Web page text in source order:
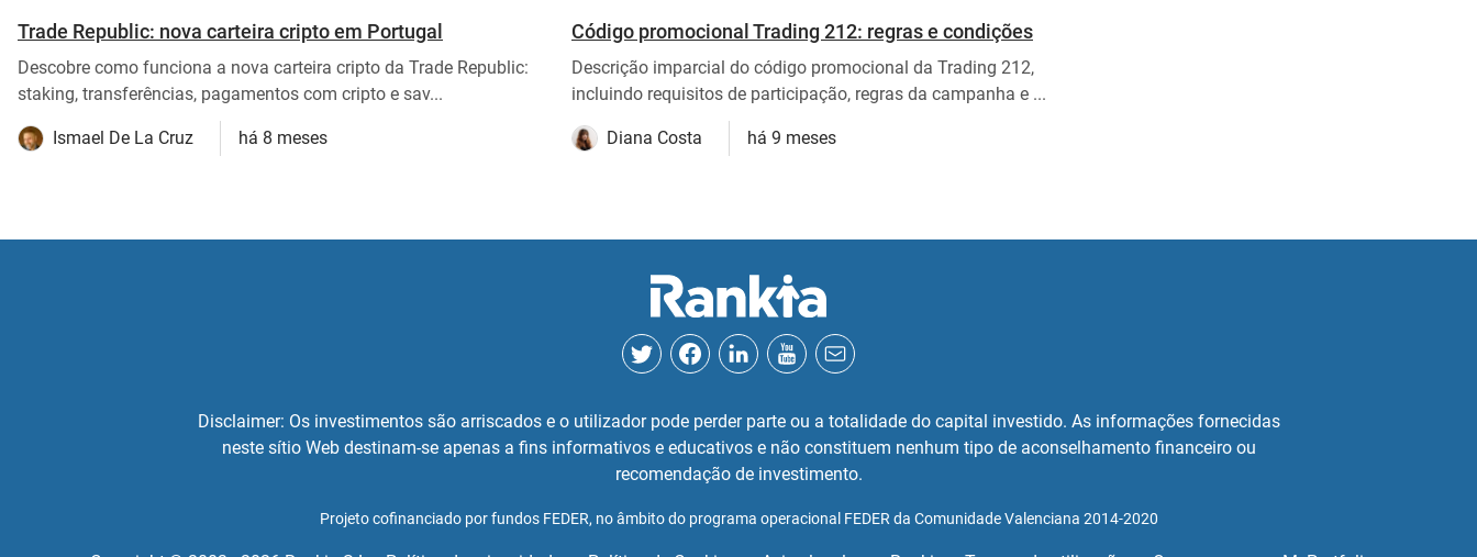
Trade Republic: nova carteira cripto em Portugal
Descobre como funciona a nova carteira cripto da Trade Republic:
staking, transferências, pagamentos com cripto e sav...
Ismael De La Cruz há 8 meses
Código promocional Trading 212: regras e condições
Descrição imparcial do código promocional da Trading 212,
incluindo requisitos de participação, regras da campanha e ...
Diana Costa há 9 meses
Disclaimer: Os investimentos são arriscados e o utilizador pode perder parte ou a totalidade do capital investido. As informações fornecidas
neste sítio Web destinam-se apenas a fins informativos e educativos e não constituem nenhum tipo de aconselhamento financeiro ou
recomendação de investimento.
Projeto cofinanciado por fundos FEDER, no âmbito do programa operacional FEDER da Comunidade Valenciana 2014-2020